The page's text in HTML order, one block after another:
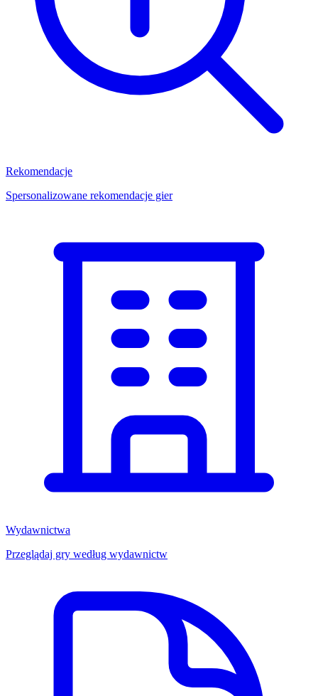
Rekomendacje
Spersonalizowane rekomendacje gier
Wydawnictwa
Przeglądaj gry według wydawnictw